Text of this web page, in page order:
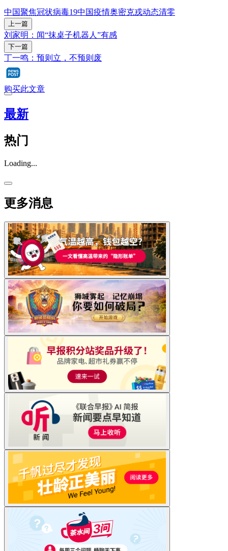
中国聚焦冠状病毒19中国疫情奥密克戎动态清零
上一篇
刘家明：闻“抹桌子机器人”有感
下一篇
丁一鸣：预则立，不预则废
购买此文章
最新
热门
Loading...
更多消息